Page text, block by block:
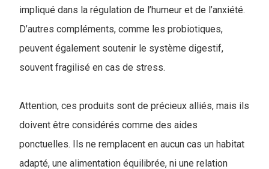
impliqué dans la régulation de l’humeur et de l’anxiété.
D’autres compléments, comme les probiotiques,
peuvent également soutenir le système digestif,
souvent fragilisé en cas de stress.
Attention, ces produits sont de précieux alliés, mais ils
doivent être considérés comme des aides
ponctuelles. Ils ne remplacent en aucun cas un habitat
adapté, une alimentation équilibrée, ni une relation